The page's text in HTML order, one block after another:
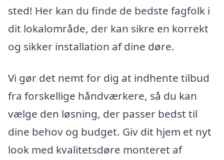
sted! Her kan du finde de bedste fagfolk i
dit lokalområde, der kan sikre en korrekt
og sikker installation af dine døre.
Vi gør det nemt for dig at indhente tilbud
fra forskellige håndværkere, så du kan
vælge den løsning, der passer bedst til
dine behov og budget. Giv dit hjem et nyt
look med kvalitetsdøre monteret af